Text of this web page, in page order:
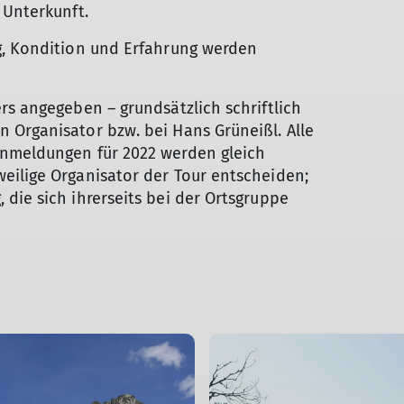
Kondition und Erfahrung werden
angegeben – grundsätzlich schriftlich
Organisator bzw. bei Hans Grüneißl. Alle
für 2022 werden gleich
Organisator der Tour entscheiden;
die sich ihrerseits bei der Ortsgruppe